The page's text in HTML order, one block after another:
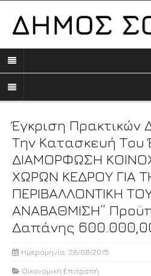
Έγκριση Πρακτικών
Την Κατασκευή Του
ΔΙΑΜΟΡΦΩΣΗ
ΧΩΡΩΝ ΚΕΔΡΟΥ ΓΙΑ
ΠΕΡΙΒΑΛΛΟΝΤΙΚΗ
ΑΝΑΒΑΘΜΙΣΗ”
Δαπάνης
Ημερομηνία: 26/08/2015
Οικονομική Επιτροπή